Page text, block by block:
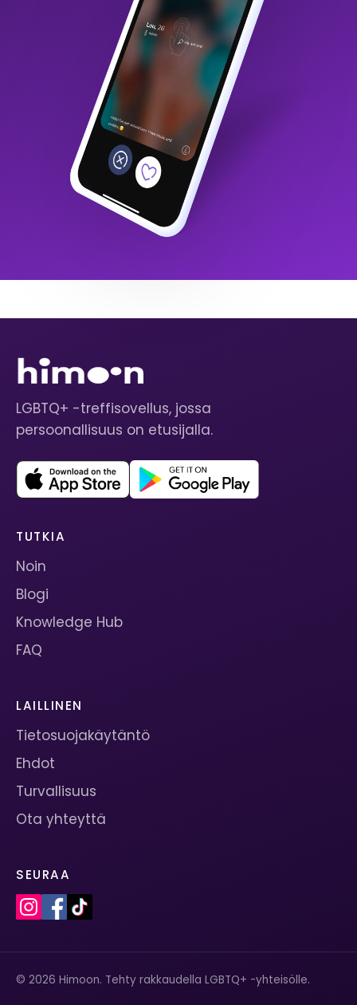
LGBTQ+ -treffisovellus, jossa
persoonallisuus on etusijalla.
TUTKIA
Noin
Blogi
Knowledge Hub
FAQ
LAILLINEN
Tietosuojakäytäntö
Ehdot
Turvallisuus
Ota yhteyttä
SEURAA
© 2026 Himoon. Tehty rakkaudella LGBTQ+ -yhteisölle.